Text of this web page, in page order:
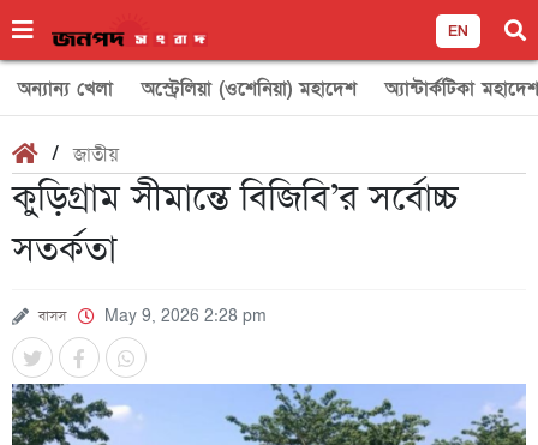
EN
অন্যান্য খেলা অস্ট্রেলিয়া (ওশেনিয়া) মহাদেশ অ্যান্টার্কটিকা মহাদেশ
/জাতীয়
কুড়িগ্রাম সীমান্তে বিজিবি’র সর্বোচ্চ
সতর্কতা
বাসস May 9, 2026 2:28 pm